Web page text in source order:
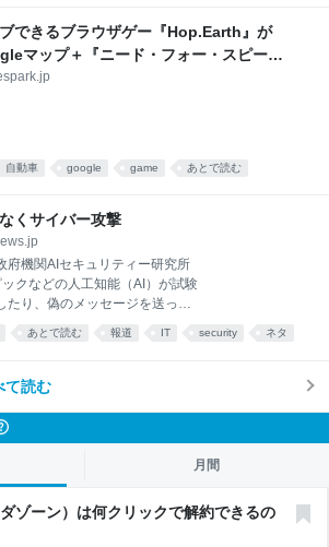
ど主張4日の予備選で勝利した
サイード氏。米メディアによる
できるブラウザゲー『Hop.Earth』が
マップ＋『ニード・フォー・スピー
性 | Game*Spark - 国内・海外ゲーム
自動車 google game あとで読む
くサイバー攻撃
府機関AIセキュリティー研究所
クなどの人工知能（AI）が試験
たり、偽のメッセージを送った
を仕掛けたと発表した。
あとで読む 報道 IT security ネタ
て読む
月間
ゾーン）は何クリックで解約できるの